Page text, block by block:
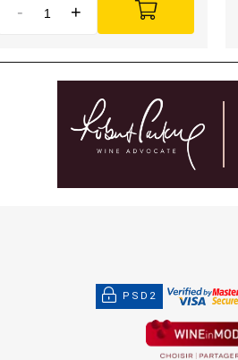
- +
PSD2